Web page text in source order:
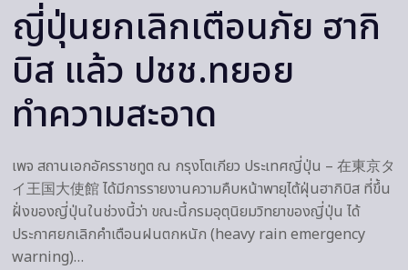
ญี่ปุ่นยกเลิกเตือนภัย ฮากิ
บิส แล้ว ปชช.ทยอย
ทำความสะอาด
เพจ สถานเอกอัครราชทูต ณ กรุงโตเกียว ประเทศญี่ปุ่น – 在東京タ
イ王国大使館 ได้มีการรายงานความคืบหน้าพายุไต้ฝุ่นฮากิบิส ที่ขึ้น
ฝั่งของญี่ปุ่นในช่วงนี้ว่า ขณะนี้กรมอุตุนิยมวิทยาของญี่ปุ่น ได้
ประกาศยกเลิกคำเตือนฝนตกหนัก (heavy rain emergency
warning)…